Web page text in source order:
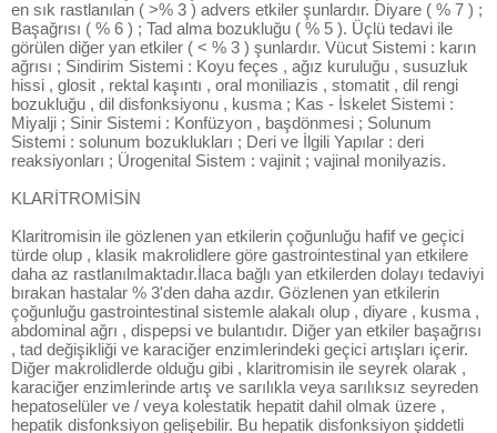
en sık rastlanılan ( >% 3 ) advers etkiler şunlardır. Diyare ( % 7 ) ;
Başağrısı ( % 6 ) ; Tad alma bozukluğu ( % 5 ). Üçlü tedavi ile
görülen diğer yan etkiler ( < % 3 ) şunlardır. Vücut Sistemi : karın
ağrısı ; Sindirim Sistemi : Koyu feçes , ağız kuruluğu , susuzluk
hissi , glosit , rektal kaşıntı , oral moniliazis , stomatit , dil rengi
bozukluğu , dil disfonksiyonu , kusma ; Kas - İskelet Sistemi :
Miyalji ; Sinir Sistemi : Konfüzyon , başdönmesi ; Solunum
Sistemi : solunum bozuklukları ; Deri ve İlgili Yapılar : deri
reaksiyonları ; Ürogenital Sistem : vajinit ; vajinal monilyazis.
KLARİTROMİSİN
Klaritromisin ile gözlenen yan etkilerin çoğunluğu hafif ve geçici
türde olup , klasik makrolidlere göre gastrointestinal yan etkilere
daha az rastlanılmaktadır.İlaca bağlı yan etkilerden dolayı tedaviyi
bırakan hastalar % 3'den daha azdır. Gözlenen yan etkilerin
çoğunluğu gastrointestinal sistemle alakalı olup , diyare , kusma ,
abdominal ağrı , dispepsi ve bulantıdır. Diğer yan etkiler başağrısı
, tad değişikliği ve karaciğer enzimlerindeki geçici artışları içerir.
Diğer makrolidlerde olduğu gibi , klaritromisin ile seyrek olarak ,
karaciğer enzimlerinde artış ve sarılıkla veya sarılıksız seyreden
hepatoselüler ve / veya kolestatik hepatit dahil olmak üzere ,
hepatik disfonksiyon gelişebilir. Bu hepatik disfonksiyon şiddetli